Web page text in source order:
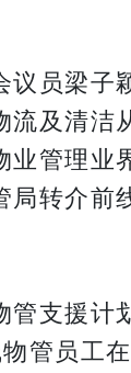
员梁子
及清洁
管理业
转介前
支援计
管员工